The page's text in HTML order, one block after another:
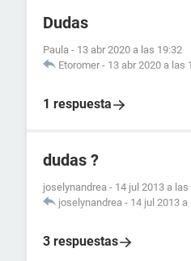
Dudas
Paula - 13 abr 2020 a las 19:32
Etoromer - 13 abr 2020 a las
1 respuesta
dudas ?
joselynandrea - 14 jul 2013 a las
joselynandrea - 14 jul 2013 a
3 respuestas